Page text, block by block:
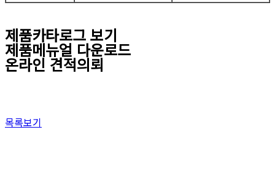
제품카타로그 보기
제품메뉴얼 다운로드
온라인 견적의뢰
목록보기